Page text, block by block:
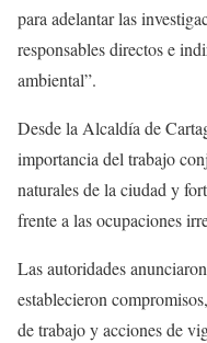
para adelantar las
responsables directos e
ambiental”.
Desde la Alcaldía de
importancia del trabajo
naturales de la ciudad y
frente a las ocupaciones
Las autoridades
establecieron
de trabajo y acciones de